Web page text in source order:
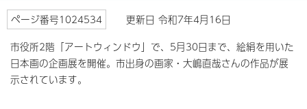
ページ番号1024534
更新日 令和7年4月16日
市役所2階「アートウィンドウ」で、5月30日まで、絵絹を用いた
日本画の企画展を開催。市出身の画家・大嶋直哉さんの作品が展
示されています。